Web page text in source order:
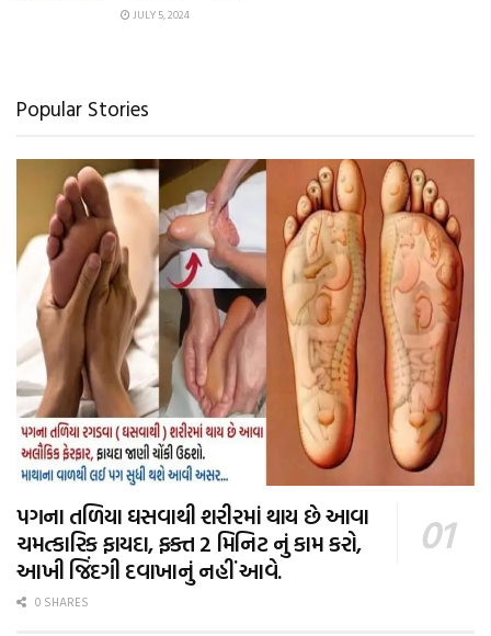
JULY 5, 2024
Popular Stories
પગના તળિયા ઘસવાથી શરીરમાં થાય છે આવા
ચમત્કારિક ફાયદા, ફક્ત 2 મિનિટ નું કામ કરો,
આખી જિંદગી દવાખાનું નહીં આવે.
0 SHARES